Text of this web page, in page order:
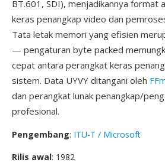
BT.601, SDI), menjadikannya format
keras penangkap video dan
Tata letak memori yang efisien
— pengaturan byte packed
cepat antara perangkat keras
sistem. Data UYVY ditangani oleh
dan perangkat lunak penangkap/
profesional.
Pengembang: ITU-T / Microsoft
Rilis awal: 1982